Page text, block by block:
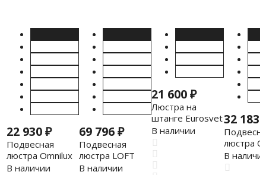
22 930₽
Подвесная
люстра Omnilux
OML-80103-03
В наличии
69 796₽
Подвесная
люстра LOFT
LSP-8385
В наличии
21 600₽
Люстра на
штанге Eurosvet
30166/8 хром
В наличии
32 183
люстра
Light
В